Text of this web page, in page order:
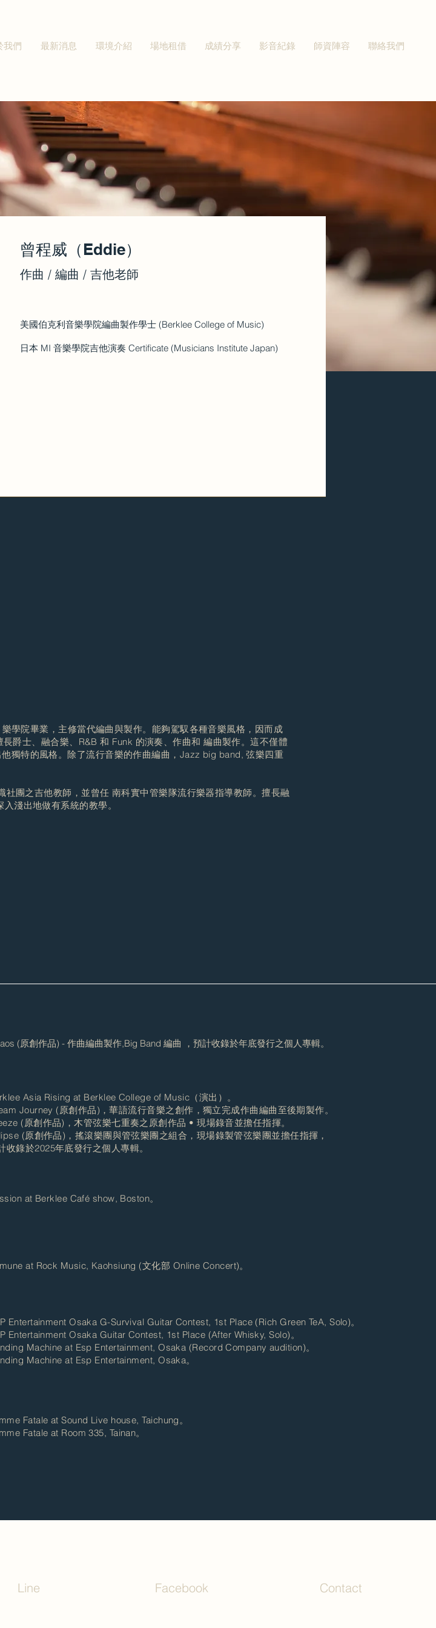
我們 最新消息 環境介紹 場地租借 成績分享 影音紀錄 師資陣容 聯絡我們
曾程威（Eddie）
作曲 / 編曲 / 吉他老師
美國伯克利音樂學院編曲製作學士 (Berklee College of Music)
日本 MI 音樂學院吉他演奏 Certificate (Musicians Institute Japan)
學院畢業，主修當代編曲與製作。能夠駕馭各種音樂風格，因而成
爵士、融合樂、R&B 和 Funk 的演奏、作曲和 編曲製作。這不僅體
獨特的風格。除了流行音樂的作曲編曲，Jazz big band, 弦樂四重
團之吉他教師，並曾任 南科實中管樂隊流行樂器指導教師。擅長融
淺出地做有系統的教學。
(原創作品) - 作曲編曲製作,Big Band 編曲 ，預計收錄於年底發行之個人專輯。
Asia Rising at Berklee College of Music（演出）。
Journey (原創作品)，華語流行音樂之創作，獨立完成作曲編曲至後期製作。
(原創作品)，木管弦樂七重奏之原創作品 • 現場錄音並擔任指揮。
(原創作品)，搖滾樂團與管弦樂團之組合，現場錄製管弦樂團並擔任指揮，
收錄於2025年底發行之個人專輯。
at Berklee Café show, Boston。
at Rock Music, Kaohsiung (文化部 Online Concert)。
Entertainment Osaka G-Survival Guitar Contest, 1st Place (Rich Green TeA, Solo)。
Entertainment Osaka Guitar Contest, 1st Place (After Whisky, Solo)。
Machine at Esp Entertainment, Osaka (Record Company audition)。
Machine at Esp Entertainment, Osaka。
Fatale at Sound Live house, Taichung。
Fatale at Room 335, Tainan。
Line Facebook Contact